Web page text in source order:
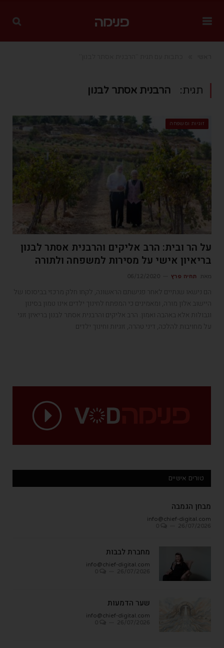
תגית: הרבנית אסתר לבנון
זוגיות ומשפחה
על הר ובית: הרב אליקים והרבנית אסתר לבנון
בריאיון אישי על מסירות למשפחה ולתורה
תחיה פרץ
הם נישאו שנתיים לאחר פגישתם הראשונה, לקחו חלק מרכזי בביסוסו של
היישוב אלון מורה, ומאמינים כי המפתח לחינוך ילדים אינו טמון בסינון
וגבולות אלא באהבה ואמון. הרב אליקים והרבנית אסתר לבנון בריאיון זוגי
על מחויבות להלכה, דיני טהרה, זוגיות וחינוך ילדים
טורים אישיים
מבחן הגמבה
info@chief-digital.com
מחברת לבבות
info@chief-digital.com
שער הדמעות
info@chief-digital.com